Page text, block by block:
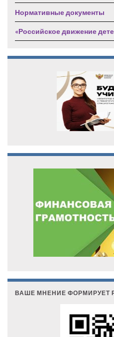
Нормативные документы
«Российское движение
ВАШЕ МНЕНИЕ ФОРМИРУЕТ